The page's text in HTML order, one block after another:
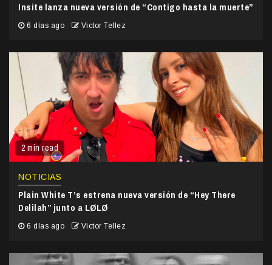
Insite lanza nueva versión de “Contigo hasta la muerte”
6 días ago Victor Tellez
2 min read
NOTICIAS
Plain White T’s estrena nueva versión de “Hey There
Delilah” junto a LØLØ
6 días ago Victor Tellez